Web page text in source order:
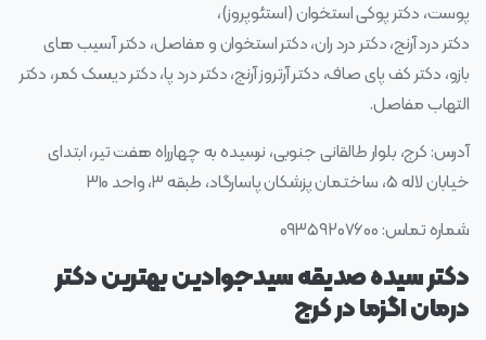
پوست، دکتر پوکی استخوان (استئوپروز)،
دکتر درد آرنج، دکتر درد ران، دکتر استخوان و مفاصل، دکتر آسیب های
بازو، دکتر کف پای صاف، دکتر آرتروز آرنج، دکتر درد پا، دکتر دیسک کمر، دکتر
التهاب مفاصل.
آدرس: کرج، بلوار طالقانی جنوبی، نرسیده به چهارراه هفت تیر، ابتدای
خیابان لاله ۵، ساختمان پزشکان پاسارگاد، طبقه ۳، واحد ۳۱۰
شماره تماس: ۰۹۳۵۹۲۰۷۶۰۰
دکتر سیده صدیقه سیدجوادین بهترین دکتر
درمان اگزما در کرج